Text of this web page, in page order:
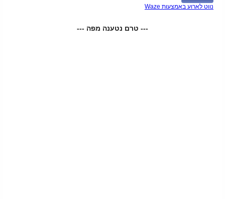
נווט לארוע באמצעות Waze
--- טרם נטענה מפה ---